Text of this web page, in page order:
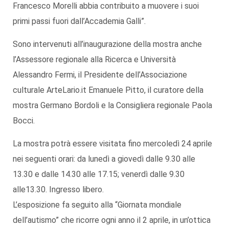
Francesco Morelli abbia contribuito a muovere i suoi
primi passi fuori dall’Accademia Galli”.
Sono intervenuti all’inaugurazione della mostra anche
l’Assessore regionale alla Ricerca e Università
Alessandro Fermi, il Presidente dell’Associazione
culturale ArteLario.it Emanuele Pitto, il curatore della
mostra Germano Bordoli e la Consigliera regionale Paola
Bocci.
La mostra potrà essere visitata fino mercoledì 24 aprile
nei seguenti orari: da lunedì a giovedì dalle 9.30 alle
13.30 e dalle 14.30 alle 17.15; venerdì dalle 9.30
alle13.30. Ingresso libero.
L’esposizione fa seguito alla “Giornata mondiale
dell’autismo” che ricorre ogni anno il 2 aprile, in un’ottica